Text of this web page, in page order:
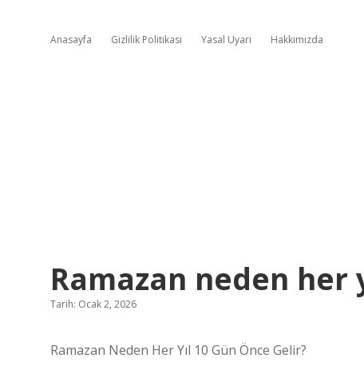
Anasayfa Gizlilik Politikası Yasal Uyarı Hakkımızda
Ramazan neden her
Tarih: Ocak 2, 2026
Ramazan Neden Her Yıl 10 Gün Önce Gelir?